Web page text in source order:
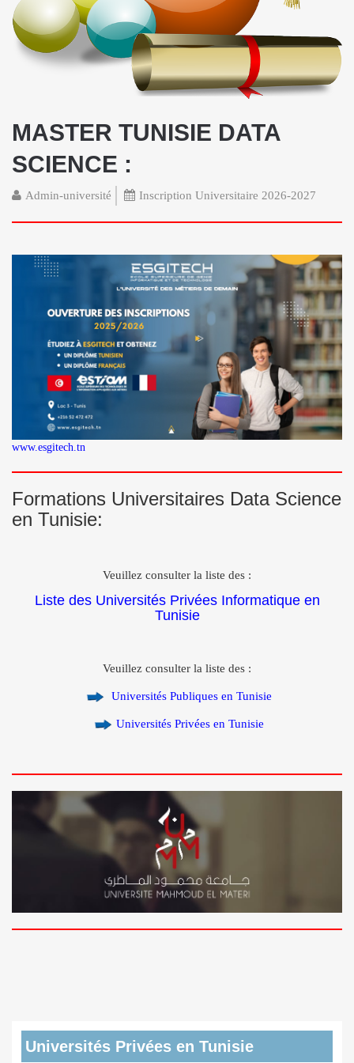
MASTER TUNISIE DATA
SCIENCE :
Admin-université Inscription Universitaire 2026-2027
www.esgitech.tn
Formations Universitaires Data Science
en Tunisie:
Veuillez consulter la liste des :
Liste des Universités Privées Informatique en
Tunisie
Veuillez consulter la liste des :
Universités Publiques en Tunisie
Universités Privées en Tunisie
Universités Privées en Tunisie